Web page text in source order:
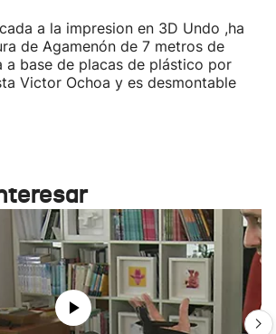
a la impresion en 3D Undo ,ha
de Agamenón de 7 metros de
a base de placas de plástico por
Victor Ochoa y es desmontable